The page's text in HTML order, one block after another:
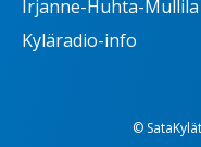
Irjanne-Huhta-Mullila
Kyläradio-info
©